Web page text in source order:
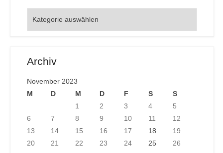
Archiv
November 2023
M
D M D F S
S
1
2 3 4
5
6
7 8 9 10 11
12
13
14 15 16 17 18
19
20
21 22 23 24 25
26